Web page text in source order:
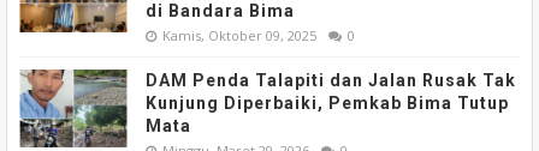
di Bandara Bima
Kamis, Oktober 09, 2025 0
DAM Penda Talapiti dan Jalan Rusak Tak
Kunjung Diperbaiki, Pemkab Bima Tutup
Mata